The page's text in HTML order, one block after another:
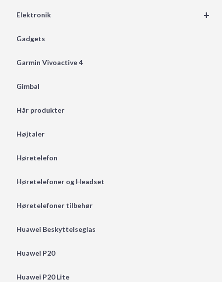
+
Elektronik
Gadgets
Garmin Vivoactive 4
Gimbal
Hår produkter
Højtaler
Høretelefon
Høretelefoner og Headset
Høretelefoner tilbehør
Huawei Beskyttelseglas
Huawei P20
Huawei P20 Lite